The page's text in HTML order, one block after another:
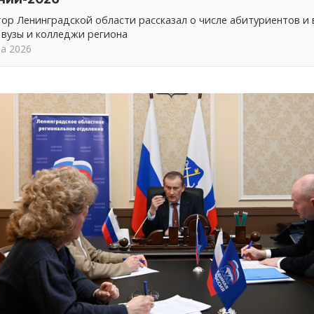
Ленинградской области рассказал о числе абитуриентов
и колледжи региона
2026